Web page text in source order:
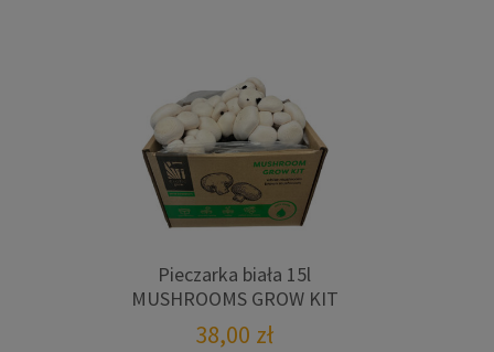
Pieczarka biała 15l
MUSHROOMS GROW KIT
38,00 zł